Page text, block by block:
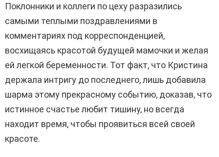
Поклонники и коллеги по цеху разразились
самыми теплыми поздравлениями в
комментариях под корреспонденцией,
восхищаясь красотой будущей мамочки и желая
ей легкой беременности. Тот факт, что Кристина
держала интригу до последнего, лишь добавила
шарма этому прекрасному событию, доказав, что
истинное счастье любит тишину, но всегда
находит время, чтобы проявиться всей своей
красоте.